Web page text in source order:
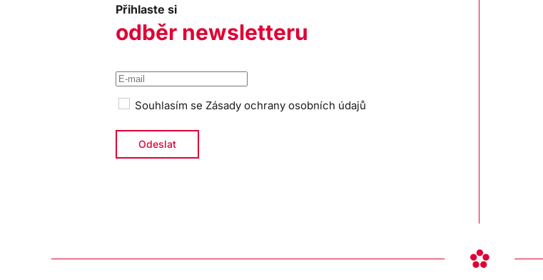
Přihlaste si
odběr newsletteru
Souhlasím se Zásady ochrany osobních údajů